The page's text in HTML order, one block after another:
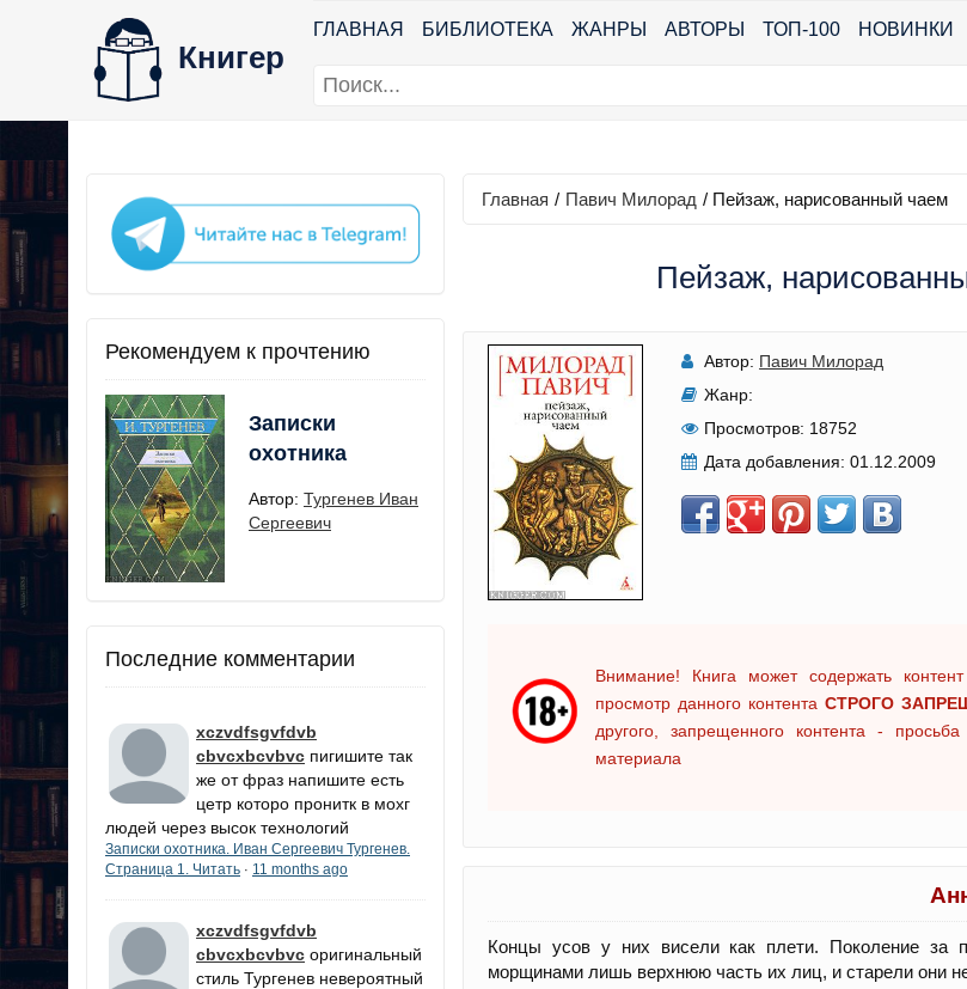
Книгер
ГЛАВНАЯ БИБЛИОТЕКА ЖАНРЫ АВТОРЫ ТОП-100 НОВИНКИ
Рекомендуем к прочтению
Записки
охотника
Автор: Тургенев Иван
Сергеевич
Последние комментарии
xczvdfsgvfdvb
cbvcxbcvbvc пигишите так
же от фраз напишите есть
цетр которо пронитк в мохг
людей через высок технологий
Записки охотника. Иван Сергеевич Тургенев.
Страница 1. Читать · 11 months ago
xczvdfsgvfdvb
cbvcxbcvbvc оригинальный
стиль Тургенев невероятный
Главная / Павич Милорад / Пейзаж, нарисованный чаем
Пейзаж,
Автор: Павич Милорад
Жанр:
Просмотров: 18752
Дата добавления: 01.12.2009
Внимание! Книга может содержать
просмотр данного контента СТРОГО
другого, запрещенного контента -
материала
Концы усов у них висели как плети. Поколение за
морщинами лишь верхнюю часть их лиц, и старели они